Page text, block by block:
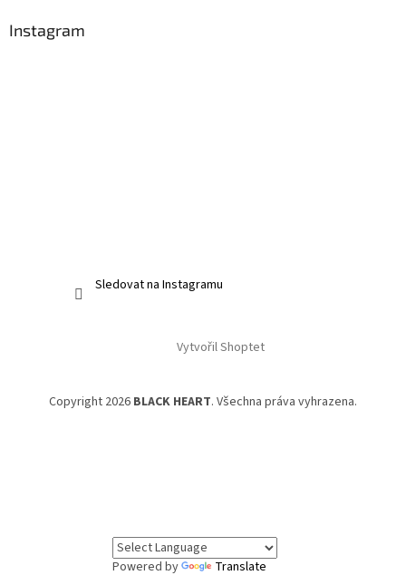
Instagram
Sledovat na Instagramu
Vytvořil Shoptet
Copyright 2026 BLACK HEART. Všechna práva vyhrazena.
Powered by Translate